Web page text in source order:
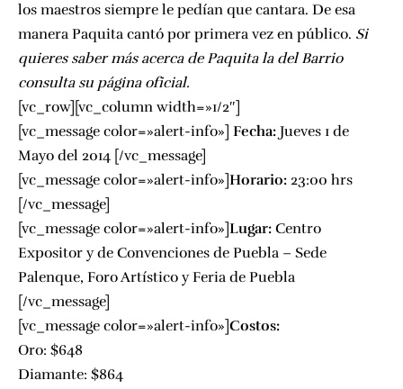
los maestros siempre le pedían que cantara. De esa
manera Paquita cantó por primera vez en público. Si
quieres saber más acerca de Paquita la del Barrio
consulta su página oficial.
[vc_row][vc_column width=»1/2″]
[vc_message color=»alert-info»] Fecha: Jueves 1 de
Mayo del 2014 [/vc_message]
[vc_message color=»alert-info»]Horario: 23:00 hrs
[/vc_message]
[vc_message color=»alert-info»]Lugar: Centro
Expositor y de Convenciones de Puebla – Sede
Palenque, Foro Artístico y Feria de Puebla
[/vc_message]
[vc_message color=»alert-info»]Costos:
Oro: $648
Diamante: $864